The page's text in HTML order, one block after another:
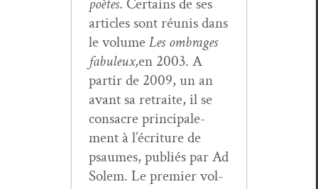
poètes. Cer­tains de ses
arti­cles sont réu­nis dans
le vol­umeLes ombrages
fab­uleux,en 2003. A
par­tir de 2009, un an
avant sa retraite, il se
con­sacre prin­ci­pale­
ment à l’écriture de
psaumes, pub­liés par Ad
Solem. Le pre­mier vol­